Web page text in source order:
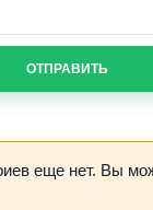
ОТПРАВИТЬ
еще нет. Вы